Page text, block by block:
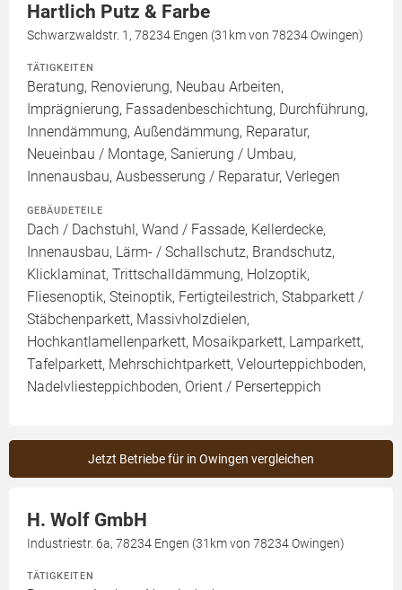
Hartlich Putz & Farbe
Schwarzwaldstr. 1, 78234 Engen (31km von 78234 Owingen)
TÄTIGKEITEN
Beratung, Renovierung, Neubau Arbeiten,
Imprägnierung, Fassadenbeschichtung, Durchführung,
Innendämmung, Außendämmung, Reparatur,
Neueinbau / Montage, Sanierung / Umbau,
Innenausbau, Ausbesserung / Reparatur, Verlegen
GEBÄUDETEILE
Dach / Dachstuhl, Wand / Fassade, Kellerdecke,
Innenausbau, Lärm- / Schallschutz, Brandschutz,
Klicklaminat, Trittschalldämmung, Holzoptik,
Fliesenoptik, Steinoptik, Fertigteilestrich, Stabparkett /
Stäbchenparkett, Massivholzdielen,
Hochkantlamellenparkett, Mosaikparkett, Lamparkett,
Tafelparkett, Mehrschichtparkett, Velourteppichboden,
Nadelvliesteppichboden, Orient / Perserteppich
Jetzt Betriebe für in Owingen vergleichen
H. Wolf GmbH
Industriestr. 6a, 78234 Engen (31km von 78234 Owingen)
TÄTIGKEITEN